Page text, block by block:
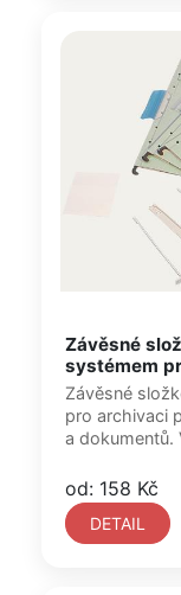
Závěsné
systémem
Závěsné
pro archivaci
a dokumentů.
od: 158 Kč
DETAIL